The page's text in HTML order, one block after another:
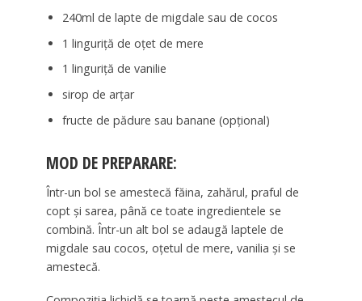
240ml de lapte de migdale sau de cocos
1 linguriţă de oţet de mere
1 linguriţă de vanilie
sirop de arţar
fructe de pădure sau banane (opţional)
MOD DE PREPARARE:
Într-un bol se amestecă făina, zahărul, praful de
copt şi sarea, până ce toate ingredientele se
combină. Într-un alt bol se adaugă laptele de
migdale sau cocos, oţetul de mere, vanilia şi se
amestecă.